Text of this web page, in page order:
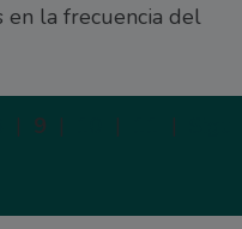
en la frecuencia del
| 9 | | |